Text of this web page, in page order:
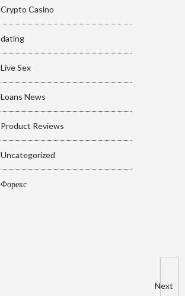
Next
Crypto Casino
dating
Live Sex
Loans News
Product Reviews
Uncategorized
Форекс